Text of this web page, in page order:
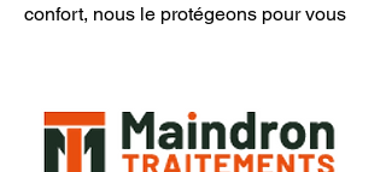
confort, nous le protégeons pour vous